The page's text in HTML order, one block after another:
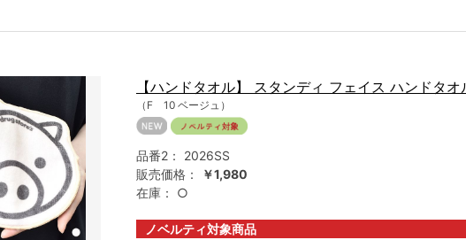
【ハンドタオル】 スタンディ フェイス ハンドタオ
（F 10 ベージュ）
品番2：
2026SS
販売価格：
￥1,980
在庫：
○
ノベルティ対象商品